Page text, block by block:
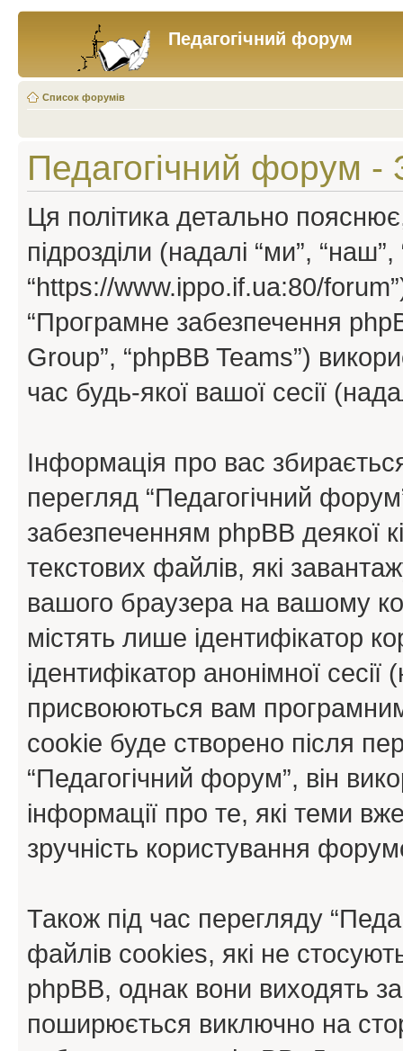
Педагогічний форум
Список форумів
Педагогічний форум -
Ця політика детально
підрозділи (надалі “ми”,
“https://www.ippo.if.ua:80/forum”)
“Програмне забезпечення
Group”, “phpBB Teams”)
час будь-якої вашої сесії
Інформація про вас
перегляд “Педагогічний
забезпеченням phpBB деякої
текстових файлів, які
вашого браузера на вашому
містять лише ідентифікатор
ідентифікатор анонімної
присвоюються вам
cookie буде створено після
“Педагогічний форум”, він
інформації про те, які теми
зручність користування
Також під час перегляду
файлів cookies, які не
phpBB, однак вони виходять
поширюється виключно на